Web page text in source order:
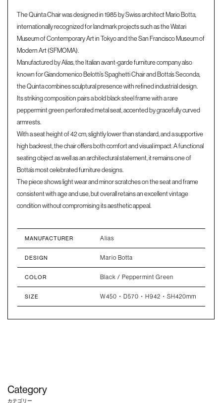
The Quinta Chair was designed in 1985 by Swiss architect Mario Botta,
internationally recognized for landmark projects such as the Watari
Museum of Contemporary Art in Tokyo and the San Francisco Museum of
Modern Art (SFMOMA).
Manufactured by Alias, the Italian avant-garde furniture company also
known for Giandomenico Belotti’s Spaghetti Chair and Botta’s Seconda,
the Quinta combines sculptural presence with refined industrial design.
Its striking composition pairs a bold black steel frame with a rare
peppermint green perforated metal seat, accented by gracefully curved
armrests.
With a seat height of 42 cm, slightly lower than standard, and a supportive
high backrest, the chair offers both comfort and visual impact. A functional
seating object as well as an architectural statement, it remains one of
Botta’s most celebrated furniture designs.
The piece shows light wear and minor scratches on the seat and frame
consistent with age and use, but overall retains an excellent vintage
condition without compromising its aesthetic appeal.
MANUFACTURER Alias
DESIGN Mario Botta
COLOR Black / Peppermint Green
SIZE W450・D570・H942・SH420mm
Category
カテゴリー